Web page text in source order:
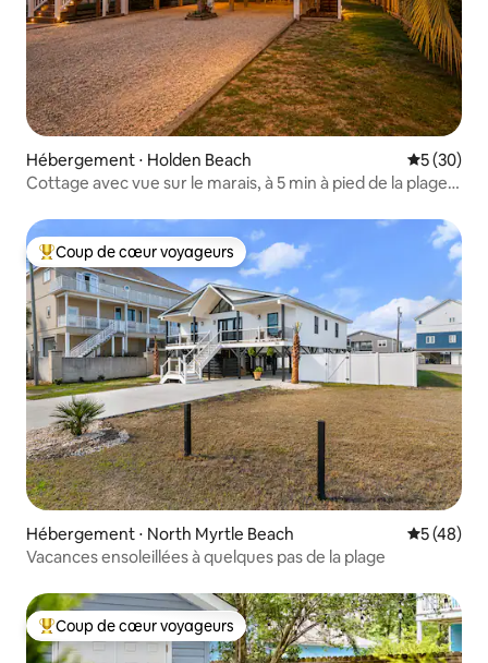
Hébergement ⋅ Holden Beach
5 (30)
Cottage avec vue sur le marais, à 5 min à pied de la plage,
Coups de cœur voyageurs les plus appréciés
Coup de cœur voyageurs
Hébergement ⋅ North Myrtle Beach
5 (48)
Vacances ensoleillées à quelques pas de la plage
Coups de cœur voyageurs les plus appréciés
Coup de cœur voyageurs